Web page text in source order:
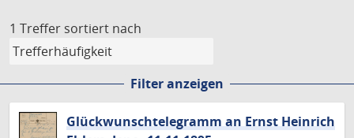
1 Treffer sortiert nach
Filter anzeigen
Glückwunschtelegramm an Ernst Heinrich